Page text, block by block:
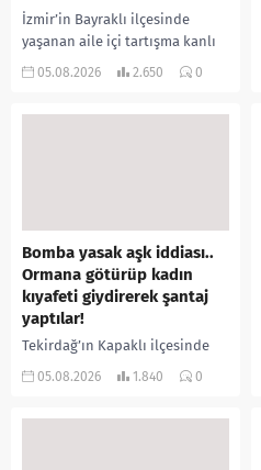
İzmir’in Bayraklı ilçesinde
yaşanan aile içi tartışma kanlı
bitti. İddiaya göre, uzun süredir
05.08.2026 2.650 0
Bomba yasak aşk iddiası..
Ormana götürüp kadın
kıyafeti giydirerek şantaj
yaptılar!
Tekirdağ’ın Kapaklı ilçesinde
bir kişiyi, arkadaşının eşiyle
05.08.2026 1.840 0